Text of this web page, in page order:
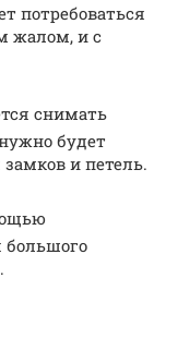
потребоваться
жалом, и с
снимать
будет
и петель.
большого